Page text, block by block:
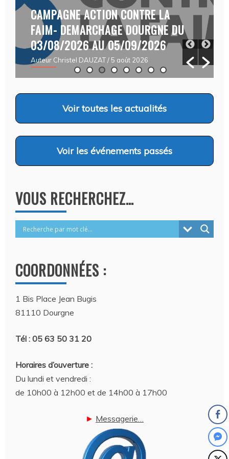
CAMPAGNE ACTION CONTRE LA
FAIM- DEMARCHAGE DOURGNE DU
03/08/2026 AU 05/09/2026
Auteur Christel DAUZAT/ 5 août 2026
Voirtoutes les actualités
Voir les événements passés
VOUS RECHERCHEZ…
COORDONNÉES :
1 Bis Place Jean Bugis
81110 Dourgne
Tél : 05 63 50 31 20
Horaires d’ouverture :
Du lundi et vendredi :
de 10h00 à 12h00 et de 14h00 à 17h00
► Messagerie…